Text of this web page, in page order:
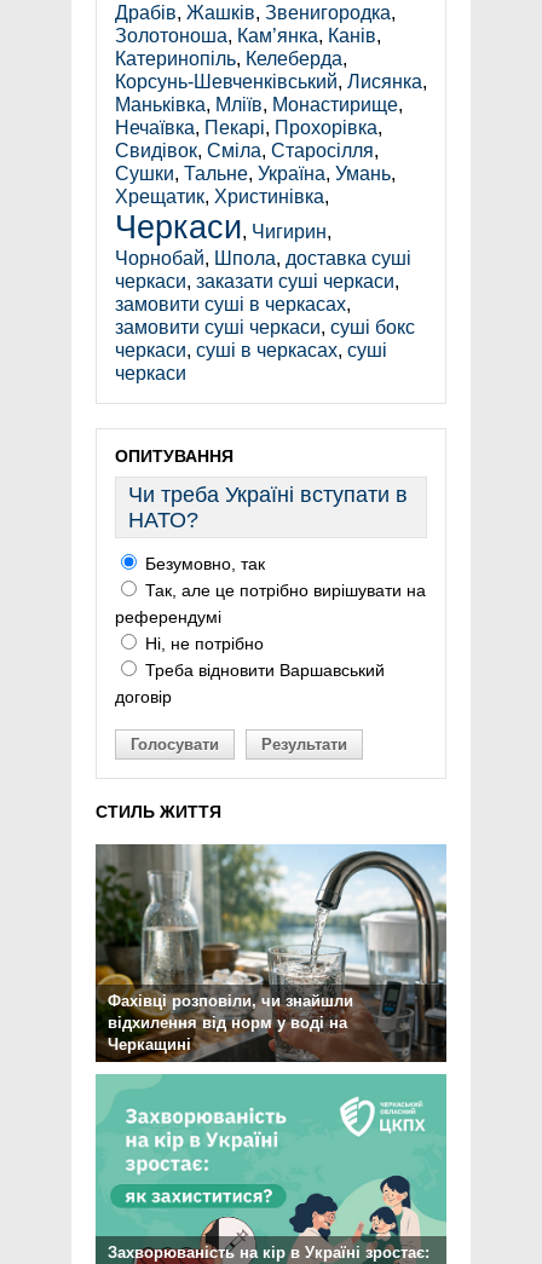
Драбів, Жашків, Звенигородка,
Золотоноша, Кам’янка, Канів,
Катеринопіль, Келеберда,
Корсунь-Шевченківський, Лисянка,
Маньківка, Мліїв, Монастирище,
Нечаївка, Пекарі, Прохорівка,
Свидівок, Сміла, Старосілля,
Сушки, Тальне, Україна, Умань,
Хрещатик, Христинівка,
Черкаси, Чигирин,
Чорнобай, Шпола, доставка суші
черкаси, заказати суші черкаси,
замовити суші в черкасах,
замовити суші черкаси, суші бокс
черкаси, суші в черкасах, суші
черкаси
ОПИТУВАННЯ
Чи треба Україні вступати в
НАТО?
Безумовно, так
Так, але це потрібно вирішувати на
референдумі
Ні, не потрібно
Треба відновити Варшавський
договір
Голосувати Результати
СТИЛЬ ЖИТТЯ
Фахівці розповіли, чи знайшли
відхилення від норм у воді на
Черкащині
Захворюваність на кір в Україні зростає: